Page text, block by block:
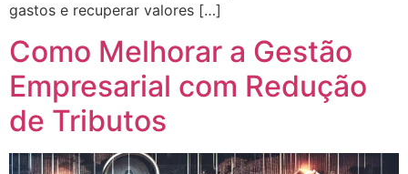
gastos e recuperar valores […]
Como Melhorar a Gestão
Empresarial com Redução
de Tributos